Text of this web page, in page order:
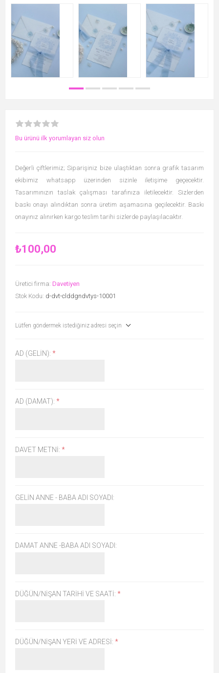
Bu ürünü ilk yorumlayan siz olun
Değerli çiftlerimiz; Siparişiniz bize ulaştıktan sonra grafik tasarım
ekibimiz whatsapp üzerinden sizinle iletişime geçecektir.
Tasarımınızın taslak çalışması tarafınıza iletilecektir. Sizlerden
baskı onayı alındıktan sonra üretim aşamasına geçilecektir. Baskı
onayınız alınırken kargo teslim tarihi sizlerde paylaşılacaktır.
₺100,00
Üretici firma: Davetiyen
Stok Kodu: d-dvt-clddgndvtys-10001
Lütfen göndermek istediğiniz adresi seçin
AD (GELIN): *
AD (DAMAT): *
DAVET METNI: *
GELIN ANNE - BABA ADI SOYADI:
DAMAT ANNE -BABA ADI SOYADI:
DÜĞÜN/NIŞAN TARIHI VE SAATI: *
DÜĞÜN/NIŞAN YERI VE ADRESI: *